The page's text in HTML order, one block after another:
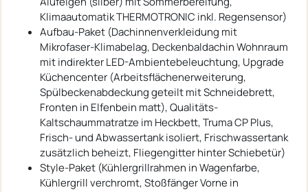
Klimaautomatik THERMOTRONIC inkl. Regensensor)
Aufbau-Paket (Dachinnenverkleidung mit
Mikrofaser-Klimabelag, Deckenbaldachin Wohnraum
mit indirekter LED-Ambientebeleuchtung, Upgrade
Küchencenter (Arbeitsflächenerweiterung,
Spülbeckenabdeckung geteilt mit Schneidebrett,
Fronten in Elfenbein matt), Qualitäts-
Kaltschaummatratze im Heckbett, Truma CP Plus,
Frisch- und Abwassertank isoliert, Frischwassertank
zusätzlich beheizt, Fliegengitter hinter Schiebetür)
Style-Paket (Kühlergrillrahmen in Wagenfarbe,
Kühlergrill verchromt, Stoßfänger Vorne in